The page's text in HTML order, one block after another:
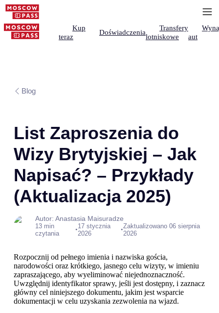
Kup
teraz
Doświadczenia
Transfery
lotniskowe
aut
Blog
List Zaproszenia do
Wizy Brytyjskiej – Jak
Napisać? – Przykłady
(Aktualizacja 2025)
Autor: Anastasia Maisuradze
13 min
czytania
•17 stycznia
2026
•Zaktualizowano 06 sierpnia
2026
Rozpocznij od pełnego imienia i nazwiska gościa,
narodowości oraz krótkiego, jasnego celu wizyty, w imieniu
zapraszającego, aby wyeliminować niejednoznaczność.
Uwzględnij identyfikator sprawy, jeśli jest dostępny, i zaznacz
główny cel niniejszego dokumentu, jakim jest wsparcie
dokumentacji w celu uzyskania zezwolenia na wjazd.